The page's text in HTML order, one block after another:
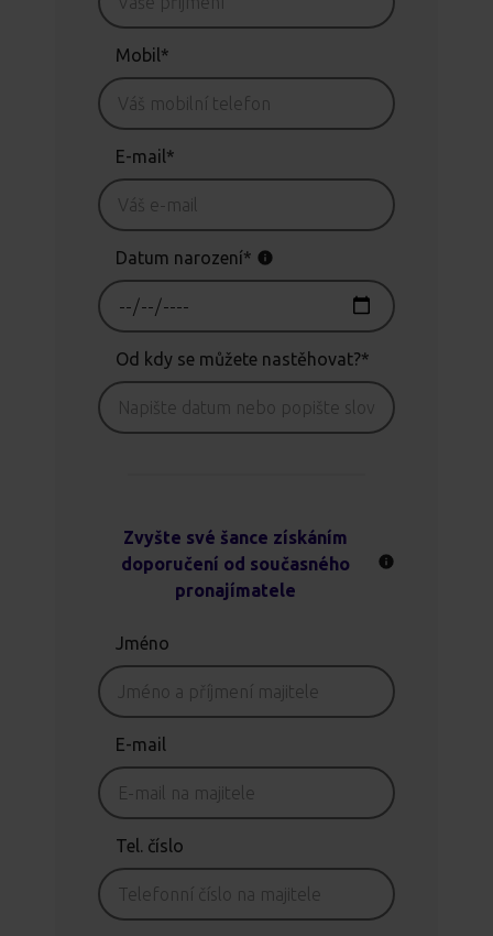
Mobil*
E-mail*
Datum narození*
Od kdy se můžete nastěhovat?*
Zvyšte své šance získáním
doporučení od současného
pronajímatele
Jméno
E-mail
Tel. číslo